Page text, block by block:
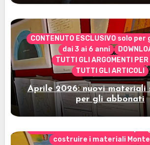
CONTENUTO ESCLUSIVO solo
dai 3 ai 6 anni
TUTTI GLI ARGOMENTI PER
TUTTI GLI ARTICOLI
Aprile 2026: nuovi materiali
per gli abbonati
costruire i materiali